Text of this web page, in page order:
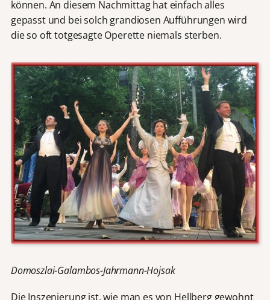
können. An diesem Nachmittag hat einfach alles
gepasst und bei solch grandiosen Aufführungen wird
die so oft totgesagte Operette niemals sterben.
Domoszlai-Galambos-Jahrmann-Hojsak
Die Inszenierung ist, wie man es von Hellberg gewohnt